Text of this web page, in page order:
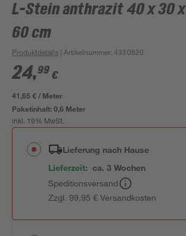
L-Stein anthrazit 40 x 30 x
60 cm
Produktdetails | Artikelnummer:4330820
24,99 €
41,65 € / Meter
Paketinhalt:0,6 Meter
inkl. 19% MwSt.
Lieferung nach Hause
Lieferzeit: ca. 3 Wochen
Speditionsversand
Zzgl. 99,95 € Versandkosten